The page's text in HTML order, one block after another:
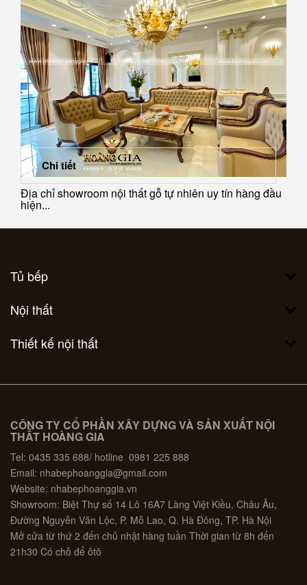
Địa chỉ showroom nội thất gỗ tự nhiên uy tín hàng đầu
hiện...
Chi tiết
Tủ bếp
Nội thất
Thiết kế nội thất
CÔNG TY CỔ PHẦN XÂY DỰNG VÀ SẢN XUẤT NỘI
THẤT HOÀNG GIA
Tel: 0435 335 688/ hotline 0981 225 888
Email: nhabephoanggia@gmail.com
Website: nhabephoanggia.vn
Showroom: Biệt Thự số 14 Lô 16A7 Làng Việt Kiều, Châu Âu,
Đường Nguyễn Văn Lộc, P. Mỗ Lao, Q. Hà Đông, TP. Hà Nội
Mở cửa từ thứ 2 đến chủ nhật hàng tuần Thời gian từ 8h đến
21h30 Có chỗ để ôtô